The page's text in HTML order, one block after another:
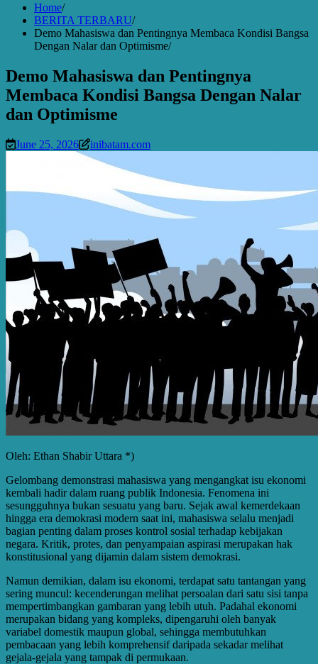
Home
BERITA TERBARU
Demo Mahasiswa dan Pentingnya Membaca Kondisi Bangsa
Dengan Nalar dan Optimisme
Demo Mahasiswa dan Pentingnya
Membaca Kondisi Bangsa Dengan Nalar
dan Optimisme
June 25, 2026 inibatam.com
Oleh: Ethan Shabir Uttara *)
Gelombang demonstrasi mahasiswa yang mengangkat isu ekonomi
kembali hadir dalam ruang publik Indonesia. Fenomena ini
sesungguhnya bukan sesuatu yang baru. Sejak awal kemerdekaan
hingga era demokrasi modern saat ini, mahasiswa selalu menjadi
bagian penting dalam proses kontrol sosial terhadap kebijakan
negara. Kritik, protes, dan penyampaian aspirasi merupakan hak
konstitusional yang dijamin dalam sistem demokrasi.
Namun demikian, dalam isu ekonomi, terdapat satu tantangan yang
sering muncul: kecenderungan melihat persoalan dari satu sisi tanpa
mempertimbangkan gambaran yang lebih utuh. Padahal ekonomi
merupakan bidang yang kompleks, dipengaruhi oleh banyak
variabel domestik maupun global, sehingga membutuhkan
pembacaan yang lebih komprehensif daripada sekadar melihat
gejala-gejala yang tampak di permukaan.